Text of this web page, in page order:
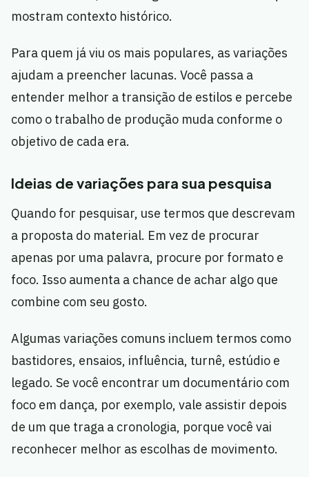
mostram contexto histórico.
Para quem já viu os mais populares, as variações
ajudam a preencher lacunas. Você passa a
entender melhor a transição de estilos e percebe
como o trabalho de produção muda conforme o
objetivo de cada era.
Ideias de variações para sua pesquisa
Quando for pesquisar, use termos que descrevam
a proposta do material. Em vez de procurar
apenas por uma palavra, procure por formato e
foco. Isso aumenta a chance de achar algo que
combine com seu gosto.
Algumas variações comuns incluem termos como
bastidores, ensaios, influência, turnê, estúdio e
legado. Se você encontrar um documentário com
foco em dança, por exemplo, vale assistir depois
de um que traga a cronologia, porque você vai
reconhecer melhor as escolhas de movimento.